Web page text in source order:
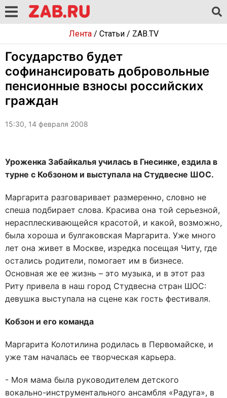
Лента/ Статьи/ ZAB.TV
Государство будет
софинансировать добровольные
пенсионные взносы российских
граждан
15:30, 14 февраля 2008
Уроженка Забайкалья училась в Гнесинке, ездила в
турне с Кобзоном и выступала на Студвесне ШОС.
Маргарита разговаривает размеренно, словно не
спеша подбирает слова. Красива она той серьезной,
нерасплескивающейся красотой, и какой, возможно,
была хороша и булгаковская Маргарита. Уже много
лет она живет в Москве, изредка посещая Читу, где
остались родители, помогает им в бизнесе.
Основная же ее жизнь – это музыка, и в этот раз
Риту привела в наш город Студвесна стран ШОС:
девушка выступала на сцене как гость фестиваля.
Кобзон и его команда
Маргарита Колотилина родилась в Первомайске, и
уже там началась ее творческая карьера.
- Моя мама была руководителем детского
вокально-инструментального ансамбля «Радуга», в